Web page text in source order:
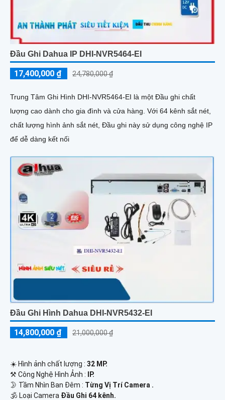
Đầu Ghi Dahua IP DHI-NVR5464-EI
17,400,000 ₫ 24,780,000 ₫
Trung Tâm Ghi Hình DHI-NVR5464-EI là một Đầu ghi chất
lượng cao dành cho gia đình và cửa hàng. Với 64 kênh sắt nét,
chất lượng hình ảnh sắt nét, Đầu ghi này sử dụng công nghệ IP
để dễ dàng kết nối
Đầu Ghi Hình Dahua DHI-NVR5432-EI
14,800,000 ₫ 21,000,000 ₫
☀️ Hình ảnh chất lượng : 32 MP.
⚒ Công Nghệ Hình Ảnh :
IP.
🌛 Tầm Nhìn Ban Đêm : Từng Vị Trí Camera .
🕉️ Loại Camera Đầu Ghi 64 kênh.